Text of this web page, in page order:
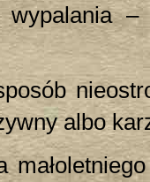
wypalania
albo